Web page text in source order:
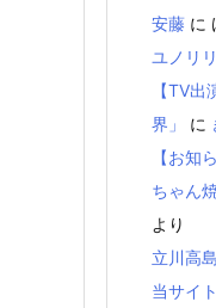
安藤 に
ユノリリ
【TV
界」
に
【お知
ちゃん
より
立川高
当サイ